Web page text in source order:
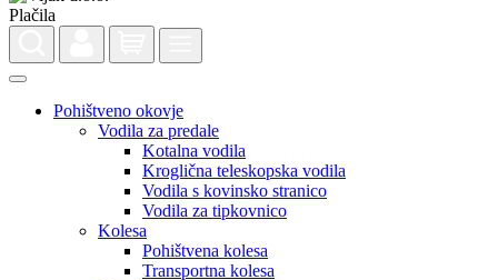
Pohištveno okovje
Vodila za predale
Kotalna vodila
Kroglična teleskopska vodila
Vodila s kovinsko stranico
Vodila za tipkovnico
Kolesa
Pohištvena kolesa
Transportna kolesa